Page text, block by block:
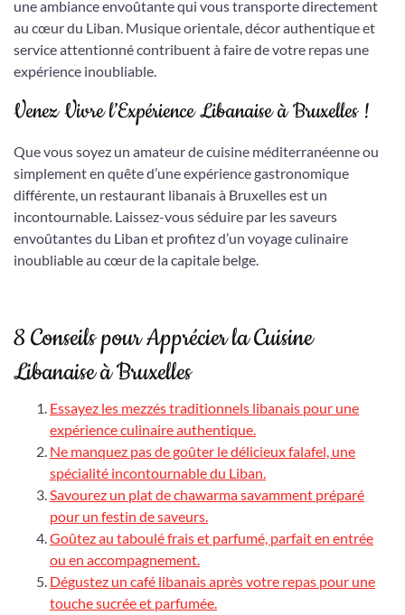
une ambiance envoûtante qui vous transporte directement
au cœur du Liban. Musique orientale, décor authentique et
service attentionné contribuent à faire de votre repas une
expérience inoubliable.
Venez Vivre l’Expérience Libanaise à Bruxelles !
Que vous soyez un amateur de cuisine méditerranéenne ou
simplement en quête d’une expérience gastronomique
différente, un restaurant libanais à Bruxelles est un
incontournable. Laissez-vous séduire par les saveurs
envoûtantes du Liban et profitez d’un voyage culinaire
inoubliable au cœur de la capitale belge.
8 Conseils pour Apprécier la Cuisine
Libanaise à Bruxelles
Essayez les mezzés traditionnels libanais pour une
expérience culinaire authentique.
Ne manquez pas de goûter le délicieux falafel, une
spécialité incontournable du Liban.
Savourez un plat de chawarma savamment préparé
pour un festin de saveurs.
Goûtez au taboulé frais et parfumé, parfait en entrée
ou en accompagnement.
Dégustez un café libanais après votre repas pour une
touche sucrée et parfumée.